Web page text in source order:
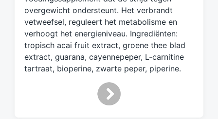
d
m
e
t
overgewicht ondersteunt. Het verbrandt
vetweefsel, reguleert het metabolisme en
verhoogt het energieniveau. Ingrediënten:
tropisch acai fruit extract, groene thee blad
extract, guarana, cayennepeper, L-carnitine
tartraat, bioperine, zwarte peper, piperine.